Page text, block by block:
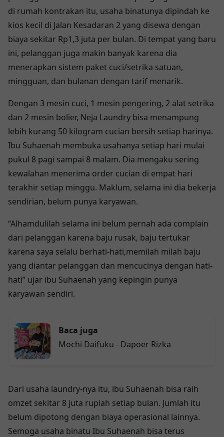
di rumah kontrakan itu, usaha binatunya dipindah ke
kios kecil di Jalan Kesadaran 2 yang disewa dengan
biaya sekitar Rp1,3 juta per bulan. Di tempat yang baru
ini, pelanggan juga makin banyak karena dia
menerapkan sistem paket cuci/setrika satuan,
mingguan, dan bulanan dengan tarif menarik.
Dengan 3 mesin cuci, 1 mesin pengering, 2 alat setrika
dan 2 mesin bolier, Neja Laundry bisa menampung
lebih kurang 50 kilogram cucian bersih setiap harinya.
Ibu Suhaenah membuka usahanya setiap hari mulai
pukul 8 pagi sampai 8 malam. Dia mengaku sering
kewalahan menerima order cucian di empat hari
terakhir setiap minggu. Maklum, selama ini dia bekerja
sendirian, belum punya karyawan.
“Alhamdulilah selama ini belum pernah ada complain
dari pelanggan karena baju rusak, baju tertukar
karena saya selalu berhati-hati,memilah milah baju
yang diantar pelanggan dan mencucinya dengan hati-
hati” ujar ibu Suhaenah yang kepingin punya
karyawan sendiri.
Baca juga
Mochi Daifuku - Dapoer Rizka
Dari usaha laundry-nya itu, ibu Suhaenah bisa raih
omzet sekitar 8 juta rupiah setiap bulan. Jumlah itu
belum dipotong dengan biaya operasional lainnya.
Semoga usaha binatu Ibu Suhaenah bisa terus